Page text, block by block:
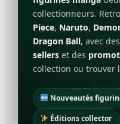
collectionneurs.
Piece, Naruto,
Dragon Ball, avec des
sellers et des
collection ou trouver
Nouveautés
Éditions collector